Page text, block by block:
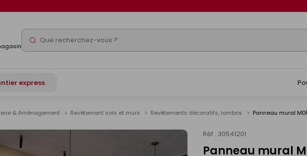
Rechercher
express
& Aménagement Revêtement sols et murs Revêtements décoratifs, lambris Panneau mural
Réf : 30541201
Panneau mural